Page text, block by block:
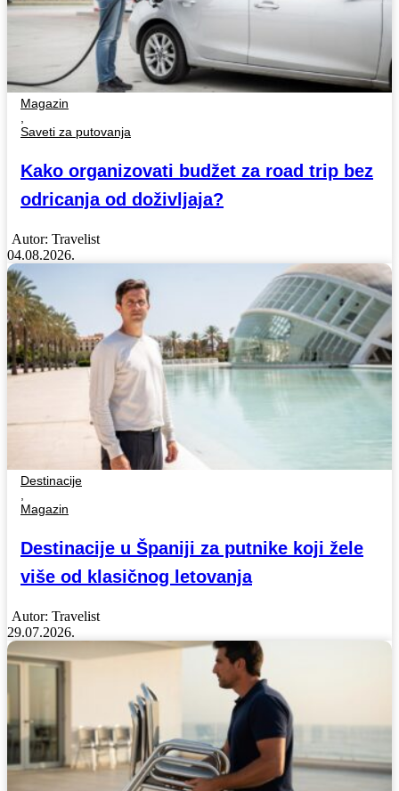
Magazin
Saveti za putovanja
Kako organizovati budžet za road trip bez
odricanja od doživljaja?
Autor: Travelist
04.08.2026.
Destinacije
Magazin
Destinacije u Španiji za putnike koji žele
više od klasičnog letovanja
Autor: Travelist
29.07.2026.